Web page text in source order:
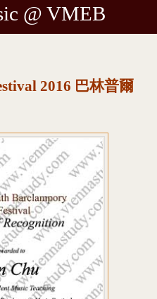
@ VMEB
2016 巴林普爾